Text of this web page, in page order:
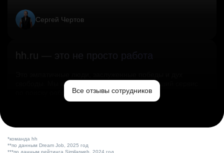
Сергей Чертов
hh.ru — это не просто работа
свободы. Мы помогаем миру и создаём лучший сервис
по поиску работы в стране.Все отзывы сотрудников
*команда hh
**по данным Dream Job, 2025 год
***по данным рейтинга Similarweb, 2024 год